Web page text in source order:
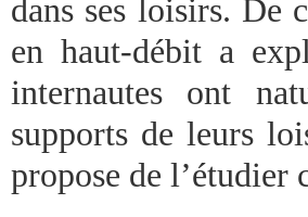
dans ses loisirs. De
en haut-débit a
internautes ont
supports de leurs
propose de l’étudier